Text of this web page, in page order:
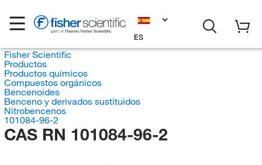
ES
Fisher Scientific
Productos
Productos químicos
Compuestos orgánicos
Bencenoides
Benceno y derivados sustituidos
Nitrobencenos
101084-96-2
CAS RN 101084-96-2